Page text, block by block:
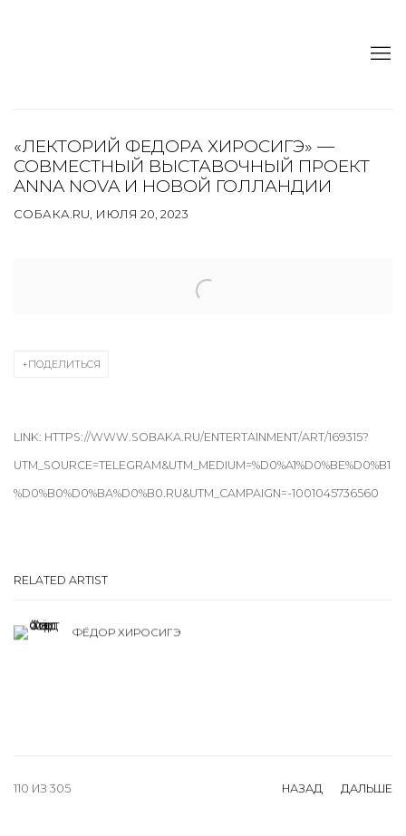
«ЛЕКТОРИЙ ФЕДОРА ХИРОСИГЭ» —
СОВМЕСТНЫЙ ВЫСТАВОЧНЫЙ ПРОЕКТ
ANNA NOVA И НОВОЙ ГОЛЛАНДИИ
СОБАКА.RU, ИЮЛЯ 20, 2023
ПОДЕЛИТЬСЯ
LINK: HTTPS://WWW.SOBAKA.RU/ENTERTAINMENT/ART/169315?
UTM_SOURCE=TELEGRAM&UTM_MEDIUM=%D0%A1%D0%BE%D0%B1
%D0%B0%D0%BA%D0%B0.RU&UTM_CAMPAIGN=-1001045736560
RELATED ARTIST
ФЁДОР ХИРОСИГЭ
НАЗАД ДАЛЬШЕ
110 ИЗ 305